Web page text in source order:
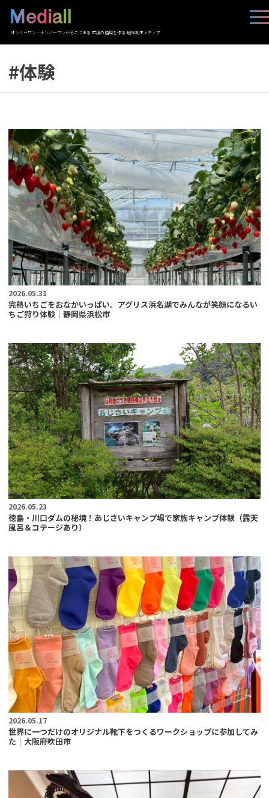
オンリーワン・ナンバーワンがそこにある 応援の循環を作る 地域創生メディア
#体験
2026.05.31
完熟いちごをおなかいっぱい。アグリス浜名湖でみんなが笑顔になるい
ちご狩り体験｜静岡県浜松市
2026.05.23
徳島・川口ダムの秘境！あじさいキャンプ場で家族キャンプ体験（露天
風呂＆コテージあり）
2026.05.17
世界に一つだけのオリジナル靴下をつくるワークショップに参加してみ
た｜大阪府吹田市